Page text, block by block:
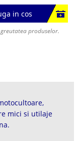
in cos
produselor.
mici si utilaje